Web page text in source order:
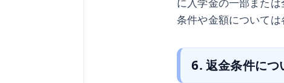
に入学金の一部また
条件や金額については
6. 返金条件につ